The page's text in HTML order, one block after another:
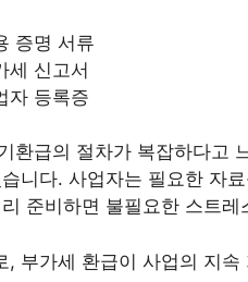
증명 서류
세 신고서
자 등록증
환급의 절차가 복잡하다고
니다. 사업자는 필요한 자
준비하면 불필요한 스트
, 부가세 환급이 사업의 지